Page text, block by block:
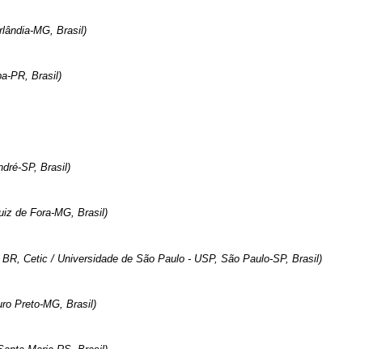
MG, Brasil)
PR, Brasil)
SP, Brasil)
de Fora-MG, Brasil)
Cetic / Universidade de São Paulo - USP, São Paulo-SP, Brasil)
Preto-MG, Brasil)